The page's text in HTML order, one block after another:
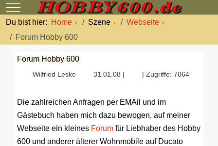
Mobile Menu Toggle
Du bist hier:
Home Szene
Webseite
Forum Hobby 600
Forum Hobby 600
Wilfried Leske 31.01.08 | | Zugriffe: 7064
Die zahlreichen Anfragen per EMAil und im
Gästebuch haben mich dazu bewogen, auf meiner
Webseite ein kleines Forum für Liebhaber des Hobby
600 und anderer älterer Wohnmobile auf Ducato